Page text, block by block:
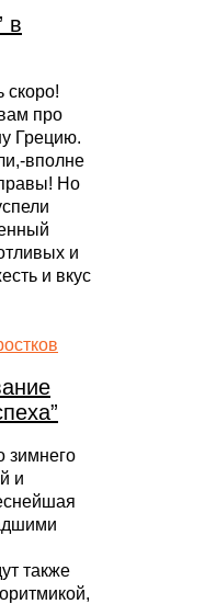
в
скоро!
про
Грецию.
вполне
Но
и
и вкус
зимнего
и
также